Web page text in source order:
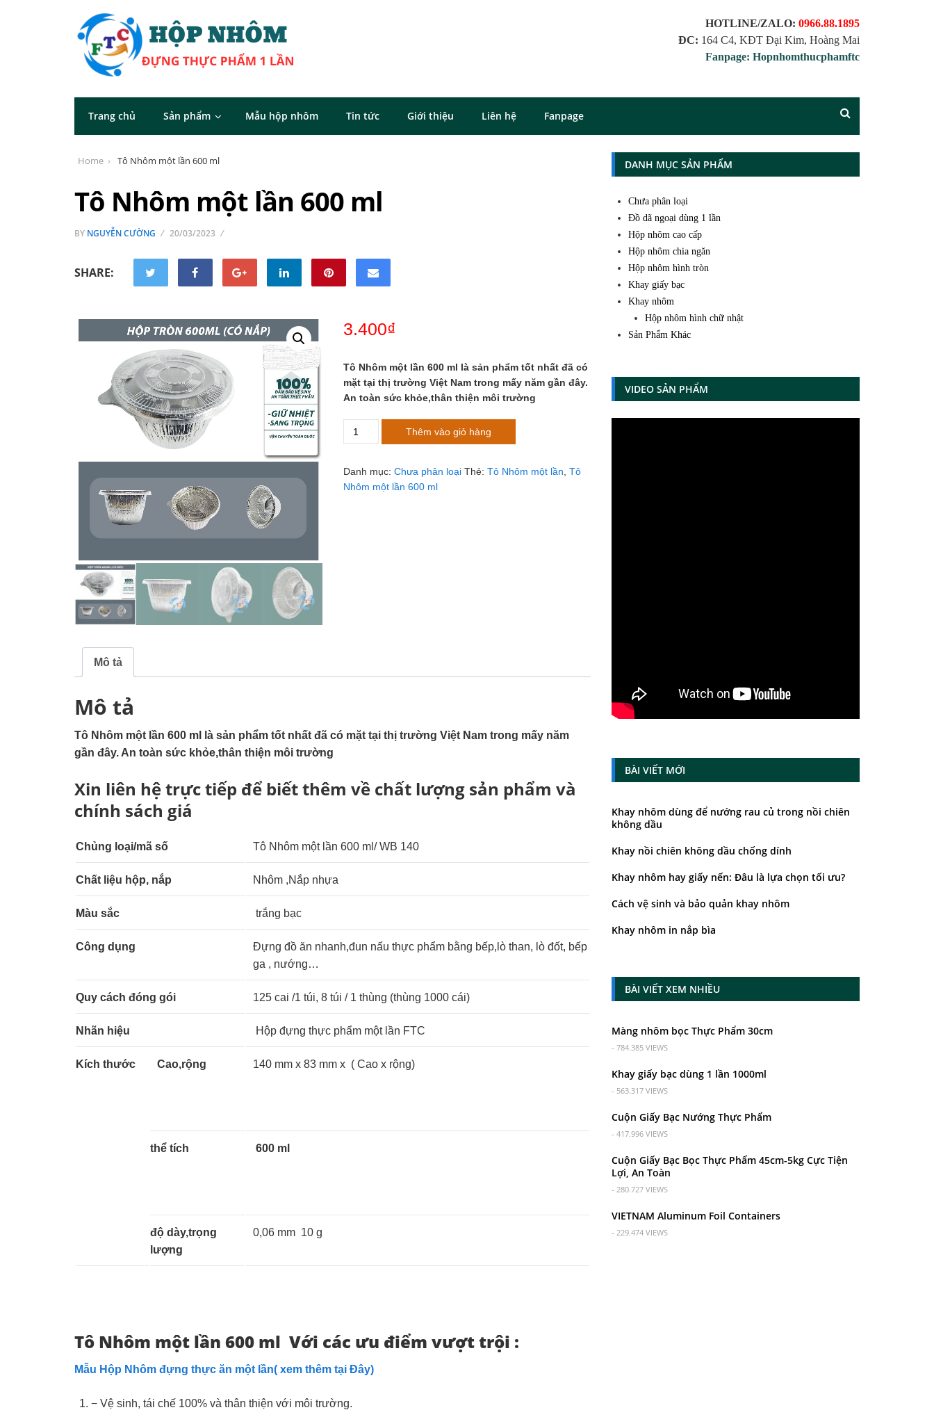
HOTLINE/ZALO: 0966.88.1895
ĐC: 164 C4, KĐT Đại Kim, Hoàng Mai
Fanpage: Hopnhomthucphamftc
Trang chủ Sản phẩm Mẫu hộp nhôm Tin tức Giới thiệu Liên hệ Fanpage
Home Tô Nhôm một lần 600 ml
Tô Nhôm một lần 600 ml
BY NGUYỄN CƯỜNG 20/03/2023
SHARE:
3.400₫
Tô Nhôm một lần 600 ml là sản phẩm tốt nhất đã có
mặt tại thị trường Việt Nam trong mấy năm gần đây.
An toàn sức khỏe,thân thiện môi trường
Nhôm
lần
600
Thêm vào giỏ hàng
Danh mục: Chưa phân loại Thẻ: Tô Nhôm một lần Tô
Nhôm một lần 600 ml
Mô tả
Mô tả
Tô Nhôm một lần 600 ml là sản phẩm tốt nhất đã có mặt tại thị trường Việt Nam trong mấy năm
gần đây. An toàn sức khỏe,thân thiện môi trường
Xin liên hệ trực tiếp để biết thêm về chất lượng sản phẩm và
chính sách giá
Chủng loại/mã số Tô Nhôm một lần 600 ml/ WB 140
Chất liệu hộp, nắp Nhôm ,Nắp nhựa
Màu sắc trắng bạc
Công dụng
Đựng đồ ăn nhanh,đun nấu thực phẩm bằng bếp,lò than, lò đốt, bếp
ga , nướng…
Quy cách đóng gói 125 cai /1 túi, 8 túi / 1 thùng (thùng 1000 cái)
Nhãn hiệu Hộp đựng thực phẩm một lần FTC
Kích thước Cao,rộng 140 mm x 83 mm x ( Cao x rộng)
thể tích 600 ml
độ dày,trọng
lượng
0,06 mm 10 g
Tô Nhôm một lần 600 ml Với các ưu điểm vượt trội :
Mẫu Hộp Nhôm đựng thực ăn một lần( xem thêm tại Đây)
− Vệ sinh, tái chế 100% và thân thiện với môi trường.
DANH MỤC SẢN PHẨM
Chưa phân loại
Đồ dã ngoại dùng 1 lần
Hộp nhôm cao cấp
Hộp nhôm chia ngăn
Hộp nhôm hình tròn
Khay giấy bạc
Khay nhôm
Hộp nhôm hình chữ nhật
Sản Phẩm Khác
VIDEO SẢN PHẨM
BÀI VIẾT MỚI
Khay nhôm dùng để nướng rau củ trong nồi chiên
không dầu
Khay nồi chiên không dầu chống dính
Khay nhôm hay giấy nến: Đâu là lựa chọn tối ưu?
Cách vệ sinh và bảo quản khay nhôm
Khay nhôm in nắp bìa
BÀI VIẾT XEM NHIỀU
Màng nhôm bọc Thực Phẩm 30cm
- 784.385 VIEWS
Khay giấy bạc dùng 1 lần 1000ml
- 563.317 VIEWS
Cuộn Giấy Bạc Nướng Thực Phẩm
- 417.996 VIEWS
Cuộn Giấy Bạc Bọc Thực Phẩm 45cm-5kg Cực Tiện
Lợi, An Toàn
- 280.727 VIEWS
VIETNAM Aluminum Foil Containers
- 229.474 VIEWS